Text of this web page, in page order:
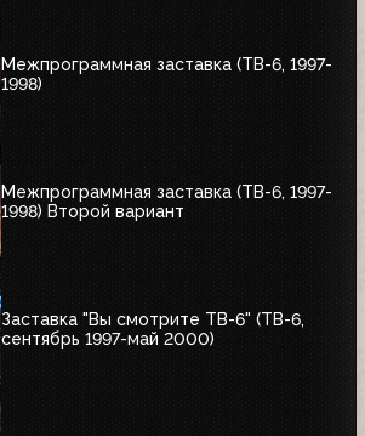
Межпрограммная заставка (ТВ-6, 1997-
1998)
Межпрограммная заставка (ТВ-6, 1997-
1998) Второй вариант
Заставка "Вы смотрите ТВ-6" (ТВ-6,
сентябрь 1997-май 2000)